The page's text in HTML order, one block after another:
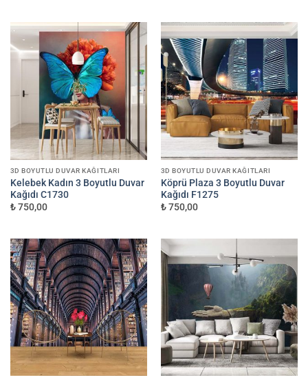
3D BOYUTLU DUVAR KAĞITLARI
Kelebek Kadın 3 Boyutlu Duvar
Kağıdı C1730
₺ 750,00
3D BOYUTLU DUVAR KAĞITLARI
Köprü Plaza 3 Boyutlu Duvar
Kağıdı F1275
₺ 750,00